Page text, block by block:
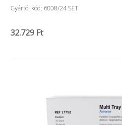
Gyártói kód: 6008/24 SET
32.729 Ft